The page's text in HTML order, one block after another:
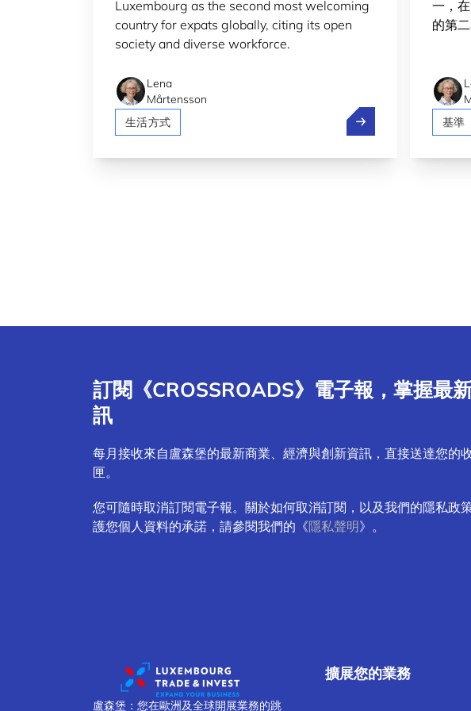
Luxembourg as the second most welcoming
country for expats globally, citing its open
society and diverse workforce.
Lena
Mårtensson
生活方式
Luxembourg 2nd
一，
的第二
基準
訂閱《CROSSROADS》電子報，掌握最
訊
每月接收來自盧森堡的最新商業、經濟與創新資訊，直接送達您的
匣。
您可隨時取消訂閱電子報。關於如何取消訂閱，以及我們的隱私政
護您個人資料的承諾，請參閱我們的《隱私聲明》。
盧森堡：您在歐洲及全球開展業務的跳
擴展您的業務